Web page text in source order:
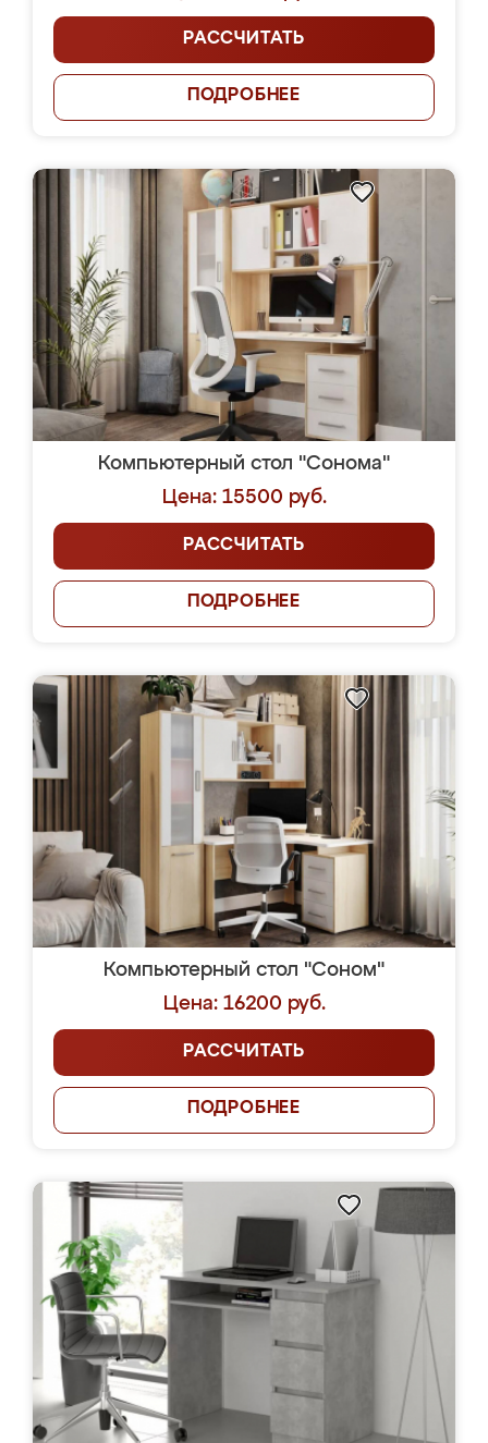
РАССЧИТАТЬ
ПОДРОБНЕЕ
Компьютерный стол "Сонома"
Цена: 15500 руб.
РАССЧИТАТЬ
ПОДРОБНЕЕ
Компьютерный стол "Соном"
Цена: 16200 руб.
РАССЧИТАТЬ
ПОДРОБНЕЕ